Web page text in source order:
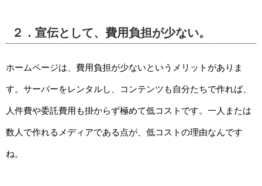
２．宣伝として、費用負担が少ない。
ホームページは、費用負担が少ないというメリットがありま
す。サーバーをレンタルし、コンテンツも自分たちで作れば、
人件費や委託費用も掛からず極めて低コストです。一人または
数人で作れるメディアである点が、低コストの理由なんです
ね。